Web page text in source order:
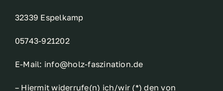
32339 Espelkamp
05743-921202
E-Mail: info@holz-faszination.de
– Hiermit widerrufe(n) ich/wir (*) den von